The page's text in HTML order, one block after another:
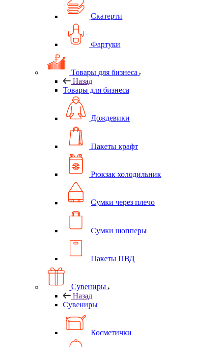
Скатерти
Фартуки
Товары для бизнеса
Назад
Товары для бизнеса
Дождевики
Пакеты крафт
Рюкзак холодильник
Сумки через плечо
Сумки шопперы
Пакеты ПВД
Сувениры
Назад
Сувениры
Косметички